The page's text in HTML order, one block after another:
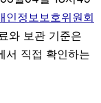
인정보보호위원회
와 보관 기준은
서 직접 확인하는